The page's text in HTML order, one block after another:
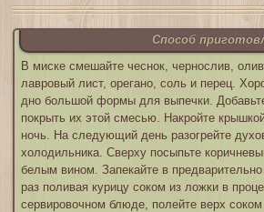
Способ
В миске смешайте чеснок, чернослив,
лавровый лист, орегано, соль и перец.
дно большой формы для выпечки.
покрыть их этой смесью. Накройте
ночь. На следующий день разогрейте
холодильника. Сверху посыпьте
белым вином. Запекайте в
раз поливая курицу соком из ложки в
сервировочном блюде, полейте верх соком